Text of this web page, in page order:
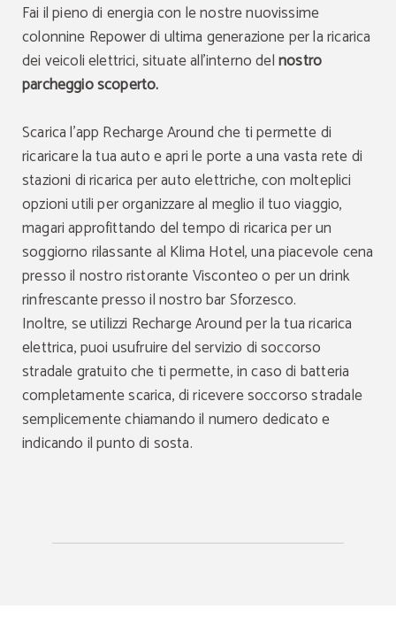
Fai il pieno di energia con le nostre nuovissime
colonnine Repower di ultima generazione per la ricarica
dei veicoli elettrici, situate all'interno delnostro
parcheggio scoperto.
Scarica l'app Recharge Around che ti permette di
ricaricare la tua auto e apri le porte a una vasta rete di
stazioni di ricarica per auto elettriche, con molteplici
opzioni utili per organizzare al meglio il tuo viaggio,
magari approfittando del tempo di ricarica per un
soggiorno rilassante al Klima Hotel, una piacevole cena
presso il nostro ristorante Visconteo o per un drink
rinfrescante presso il nostro bar Sforzesco.
Inoltre, se utilizzi Recharge Around per la tua ricarica
elettrica, puoi usufruire del servizio di soccorso
stradale gratuito che ti permette, in caso di batteria
completamente scarica, di ricevere soccorso stradale
semplicemente chiamando il numero dedicato e
indicando il punto di sosta.